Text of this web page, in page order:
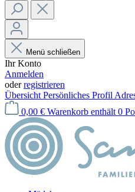
Menü schließen
Ihr Konto
Anmelden
oderregistrieren
Übersicht Persönliches Profil
0,00 € Warenkorb enthält 0